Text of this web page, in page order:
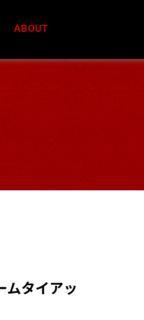
ABOUT
ムタイアッ